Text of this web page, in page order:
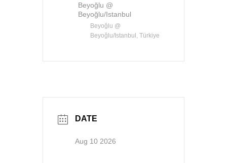
Beyoğlu @
Beyoğlu/Istanbul
Beyoğlu @
Beyoğlu/Istanbul, Türkiye
DATE
Aug 10 2026